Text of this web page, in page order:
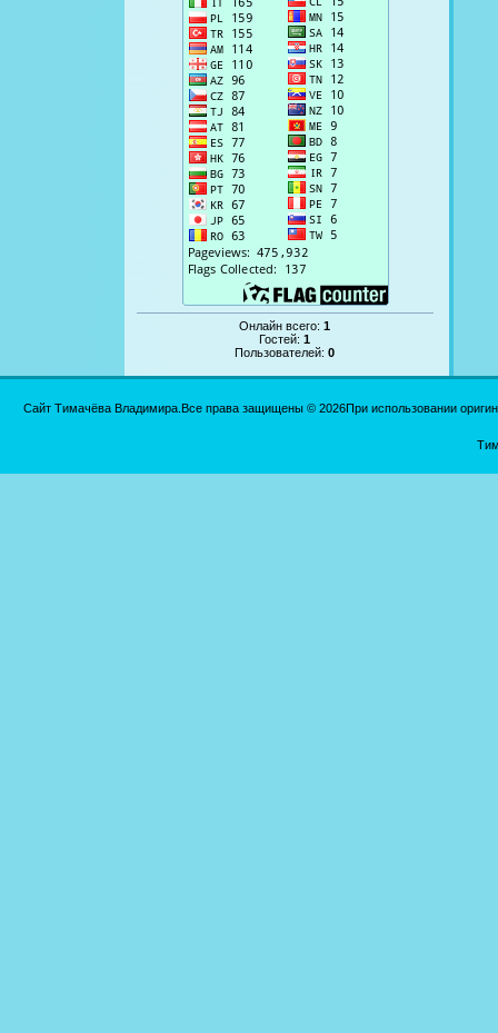
Онлайн всего:1
Гостей:1
Пользователей:0
Сайт Тимачёва Владимира.Все права защищены © 2026При использовании